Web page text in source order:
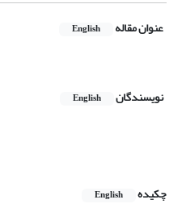
عنوان مقاله English
نویسندگان English
چکیده
English